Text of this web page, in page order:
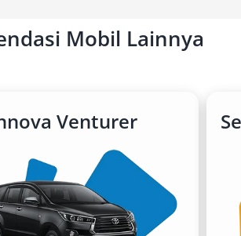
Mobil Lainnya
Venturer